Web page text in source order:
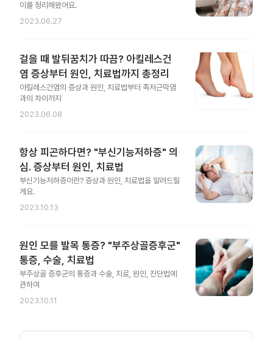
이를 정리해왔어요.
2023.06.27
걸을 때 발뒤꿈치가 따끔? 아킬레스건
염 증상부터 원인, 치료법까지 총정리
아킬레스건염의 증상과 원인, 치료법부터 족저근막염
과의 차이까지
2023.06.08
항상 피곤하다면? "부신기능저하증" 의
심. 증상부터 원인, 치료법
부신기능저하증이란? 증상과 원인, 치료법을 알려드릴
게요.
2023.10.13
원인 모를 발목 통증? "부주상골증후군"
통증, 수술, 치료법
부주상골 증후군의 통증과 수술, 치료, 원인, 진단법에
관하여
2023.10.11